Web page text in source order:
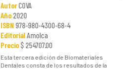
AutorCOVA
Año2020
ISBN 978-980-4300-68-4
Editorial Amolca
Precio$ 254707.00
Esta tercera edición de Biomateriales
Dentales consta de los resultados de la